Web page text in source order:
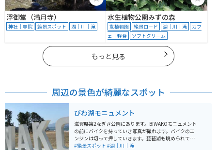
浮御堂（満月寺）
神社｜寺院 絶景スポット 湖｜川｜滝
水生植物公園みずの森
動植物園 絶景ロード 湖｜川｜滝
カフ
ェ｜軽食
ソフトクリーム
もっと見る
周辺の景色が綺麗なスポット
びわ湖モニュメント
滋賀県第2なぎさ公園にあります。BIWAKOモニュメント
の前にバイクを持っていき写真が撮れます。バイクのエ
ンジンは切って押していきます。琵琶湖も眺められて一
緒に写真も撮れるのでおすすめです。琵琶湖が近いので
#絶景スポット #湖｜川｜滝